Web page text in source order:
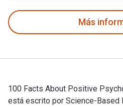
Más
100 Facts About Positive
está escrito por Science-Based